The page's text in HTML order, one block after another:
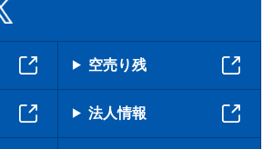
空売り残
法人情報